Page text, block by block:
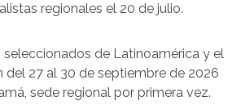
regionales el 20 de julio.
seleccionados de Latinoamérica y el
del 27 al 30 de septiembre de 2026
sede regional por primera vez.